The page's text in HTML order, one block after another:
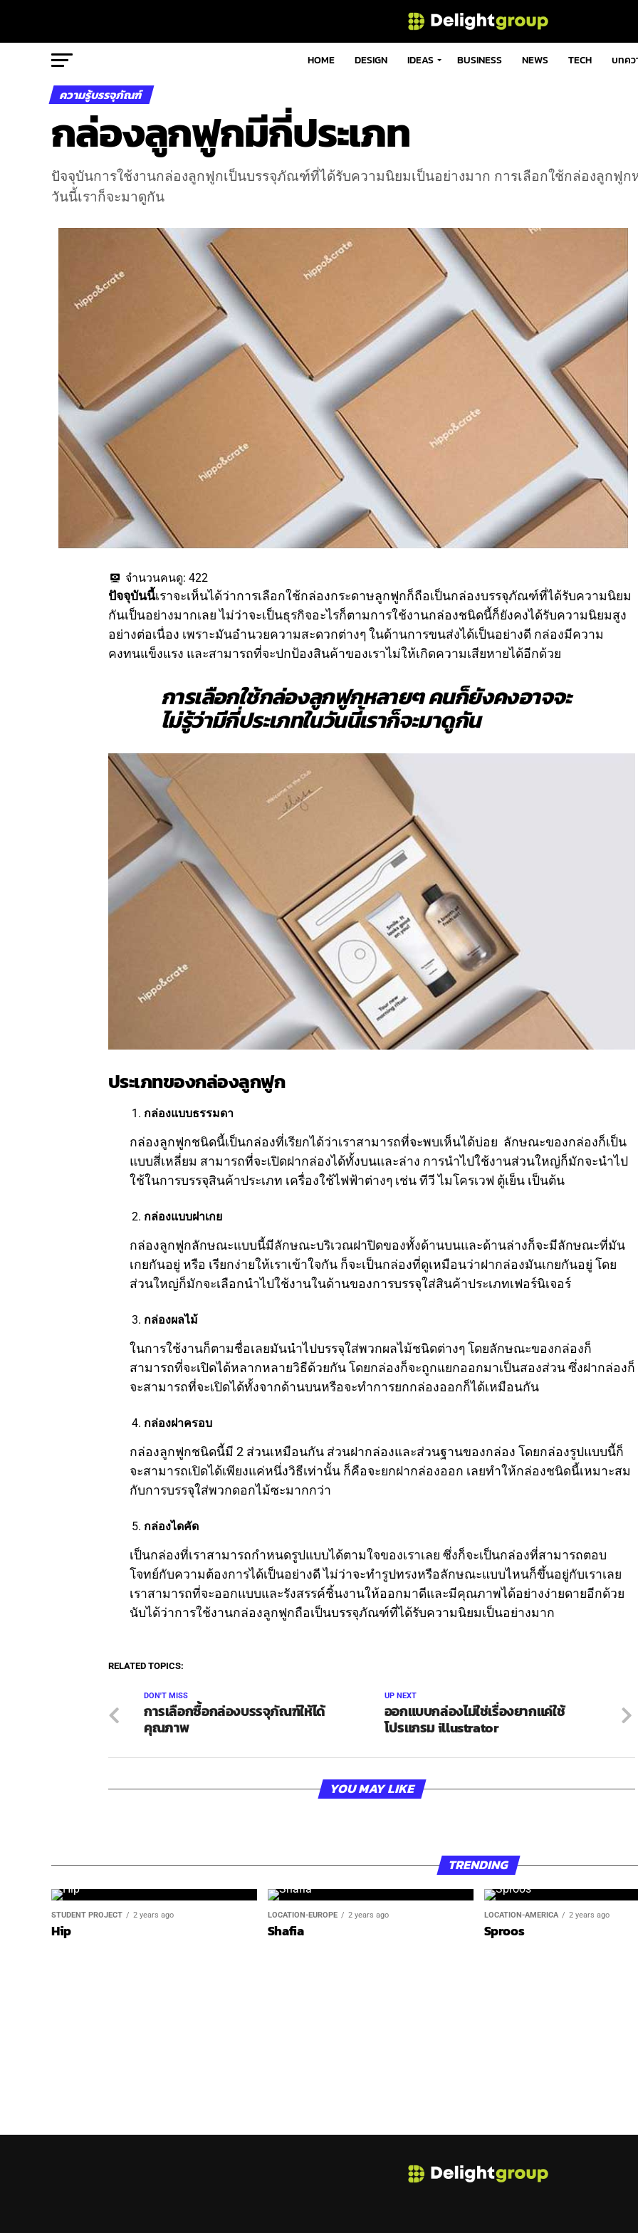
HOME DESIGN IDEAS BUSINESS NEWS TECH บทคว
ความรู้บรรจุภัณฑ์
กล่องลูกฟูกมีกี่ประเภท
ปัจจุบันการใช้งานกล่องลูกฟูกเป็นบรรจุภัณฑ์ที่ได้รับความนิยมเป็นอย่างมาก การเลือกใช้กล่องลูกฟูก
วันนี้เราก็จะมาดูกัน
จำนวนคนดู: 422
ปัจจุบันนี้เราจะเห็นได้ว่าการเลือกใช้กล่องกระดาษลูกฟูกก็ถือเป็นกล่องบรรจุภัณฑ์ที่ได้รับความนิยม
กันเป็นอย่างมากเลย ไม่ว่าจะเป็นธุรกิจอะไรก็ตามการใช้งานกล่องชนิดนี้ก็ยังคงได้รับความนิยมสูง
อย่างต่อเนื่อง เพราะมันอำนวยความสะดวกต่างๆ ในด้านการขนส่งได้เป็นอย่างดี กล่องมีความ
คงทนแข็งแรง และสามารถที่จะปกป้องสินค้าของเราไม่ให้เกิดความเสียหายได้อีกด้วย
การเลือกใช้กล่องลูกฟูกหลายๆ คนก็ยังคงอาจจะ
ไม่รู้ว่ามีกี่ประเภทในวันนี้เราก็จะมาดูกัน
ประเภทของกล่องลูกฟูก
กล่องแบบธรรมดา
กล่องลูกฟูกชนิดนี้เป็นกล่องที่เรียกได้ว่าเราสามารถที่จะพบเห็นได้บ่อย ลักษณะของกล่องก็เป็น
แบบสี่เหลี่ยม สามารถที่จะเปิดฝากล่องได้ทั้งบนและล่าง การนำไปใช้งานส่วนใหญ่ก็มักจะนำไป
ใช้ในการบรรจุสินค้าประเภท เครื่องใช้ไฟฟ้าต่างๆ เช่น ทีวี ไมโครเวฟ ตู้เย็น เป็นต้น
กล่องแบบฝาเกย
กล่องลูกฟูกลักษณะแบบนี้มีลักษณะบริเวณฝาปิดของทั้งด้านบนและด้านล่างก็จะมีลักษณะที่มัน
เกยกันอยู่ หรือ เรียกง่ายให้เราเข้าใจกัน ก็จะเป็นกล่องที่ดูเหมือนว่าฝากล่องมันเกยกันอยู่ โดย
ส่วนใหญ่ก็มักจะเลือกนำไปใช้งานในด้านของการบรรจุใส่สินค้าประเภทเฟอร์นิเจอร์
กล่องผลไม้
ในการใช้งานก็ตามชื่อเลยมันนำไปบรรจุใส่พวกผลไม้ชนิดต่างๆ โดยลักษณะของกล่องก็
สามารถที่จะเปิดได้หลากหลายวิธีด้วยกัน โดยกล่องก็จะถูกแยกออกมาเป็นสองส่วน ซึ่งฝากล่องก็
จะสามารถที่จะเปิดได้ทั้งจากด้านบนหรือจะทำการยกกล่องออกก็ได้เหมือนกัน
กล่องฝาครอบ
กล่องลูกฟูกชนิดนี้มี 2 ส่วนเหมือนกัน ส่วนฝากล่องและส่วนฐานของกล่อง โดยกล่องรูปแบบนี้ก็
จะสามารถเปิดได้เพียงแค่หนึ่งวิธีเท่านั้น ก็คือจะยกฝากล่องออก เลยทำให้กล่องชนิดนี้เหมาะสม
กับการบรรจุใส่พวกดอกไม้ซะมากกว่า
กล่องไดคัด
เป็นกล่องที่เราสามารถกำหนดรูปแบบได้ตามใจของเราเลย ซึ่งก็จะเป็นกล่องที่สามารถตอบ
โจทย์กับความต้องการได้เป็นอย่างดี ไม่ว่าจะทำรูปทรงหรือลักษณะแบบไหนก็ขึ้นอยู่กับเราเลย
เราสามารถที่จะออกแบบและรังสรรค์ชิ้นงานให้ออกมาดีและมีคุณภาพได้อย่างง่ายดายอีกด้วย
นับได้ว่าการใช้งานกล่องลูกฟูกถือเป็นบรรจุภัณฑ์ที่ได้รับความนิยมเป็นอย่างมาก
RELATED TOPICS:
UP NEXT
ออกแบบกล่องไม่ใช่เรื่องยากแค่ใช้
โปรแกรม illustrator
DON'T MISS
การเลือกซื้อกล่องบรรจุภัณฑ์ให้ได้
คุณภาพ
YOU MAY LIKE
TRENDING
STUDENT PROJECT 2 years ago
Hip
LOCATION-EUROPE 2 years ago
Shafia
LOCATION-AMERICA 2 years ago
Sproos